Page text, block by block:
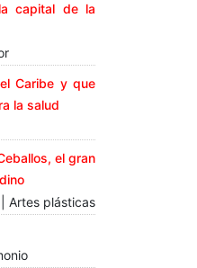
capital de la
Caribe y que
la salud
el gran
Artes plásticas